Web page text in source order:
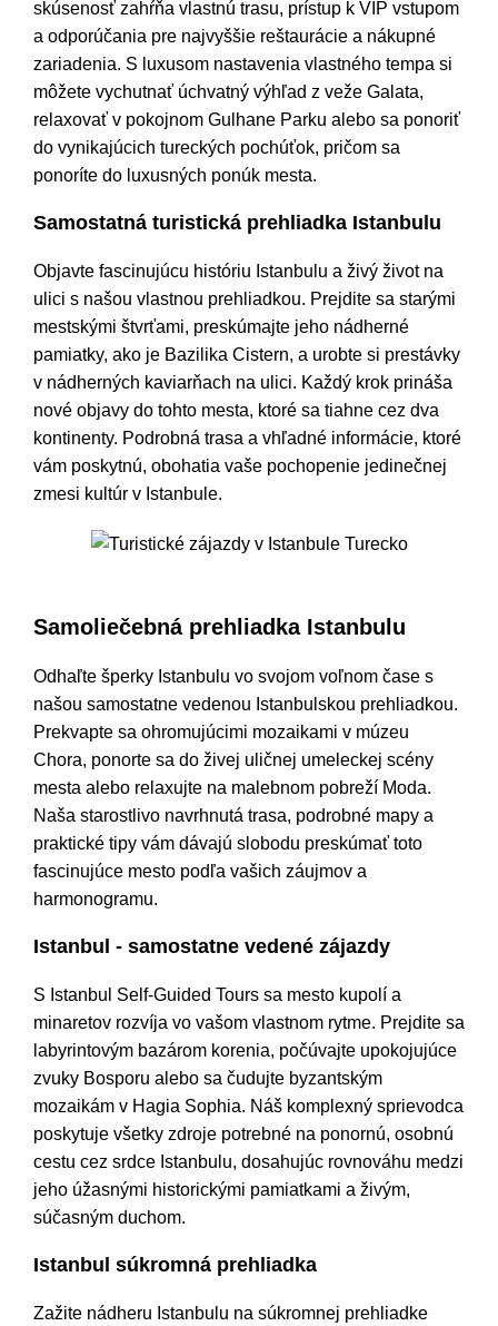
skúsenosť zahŕňa vlastnú trasu, prístup k VIP vstupom
a odporúčania pre najvyššie reštaurácie a nákupné
zariadenia. S luxusom nastavenia vlastného tempa si
môžete vychutnať úchvatný výhľad z veže Galata,
relaxovať v pokojnom Gulhane Parku alebo sa ponoriť
do vynikajúcich tureckých pochúťok, pričom sa
ponoríte do luxusných ponúk mesta.
Samostatná turistická prehliadka Istanbulu
Objavte fascinujúcu históriu Istanbulu a živý život na
ulici s našou vlastnou prehliadkou. Prejdite sa starými
mestskými štvrťami, preskúmajte jeho nádherné
pamiatky, ako je Bazilika Cistern, a urobte si prestávky
v nádherných kaviarňach na ulici. Každý krok prináša
nové objavy do tohto mesta, ktoré sa tiahne cez dva
kontinenty. Podrobná trasa a vhľadné informácie, ktoré
vám poskytnú, obohatia vaše pochopenie jedinečnej
zmesi kultúr v Istanbule.
Samoliečebná prehliadka Istanbulu
Odhaľte šperky Istanbulu vo svojom voľnom čase s
našou samostatne vedenou Istanbulskou prehliadkou.
Prekvapte sa ohromujúcimi mozaikami v múzeu
Chora, ponorte sa do živej uličnej umeleckej scény
mesta alebo relaxujte na malebnom pobreží Moda.
Naša starostlivo navrhnutá trasa, podrobné mapy a
praktické tipy vám dávajú slobodu preskúmať toto
fascinujúce mesto podľa vašich záujmov a
harmonogramu.
Istanbul - samostatne vedené zájazdy
S Istanbul Self-Guided Tours sa mesto kupolí a
minaretov rozvíja vo vašom vlastnom rytme. Prejdite sa
labyrintovým bazárom korenia, počúvajte upokojujúce
zvuky Bosporu alebo sa čudujte byzantským
mozaikám v Hagia Sophia. Náš komplexný sprievodca
poskytuje všetky zdroje potrebné na ponornú, osobnú
cestu cez srdce Istanbulu, dosahujúc rovnováhu medzi
jeho úžasnými historickými pamiatkami a živým,
súčasným duchom.
Istanbul súkromná prehliadka
Zažite nádheru Istanbulu na súkromnej prehliadke